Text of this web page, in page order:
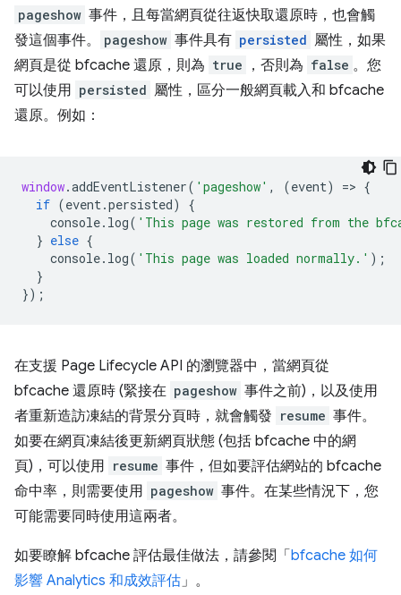
pageshow 事件，且每當網頁從往返快取還原時，也會觸
發這個事件。
pageshow 事件具有 persisted 屬性，如果
網頁是從 bfcache 還原，則為 true ，否則為 false 。您
可以使用 persisted 屬性，區分一般網頁載入和 bfcache
還原。例如：
window.addEventListener( 'pageshow' , (event) => {
if (event.persisted)
{
console. log( 'This page was restored from the
} else {
console. log( 'This page was loaded normally.' );
}
});
在支援 Page Lifecycle API 的瀏覽器中，當網頁從
bfcache 還原時 (緊接在 pageshow 事件之前)，以及使用
者重新造訪凍結的背景分頁時，就會觸發 resume 事件。
如要在網頁凍結後更新網頁狀態 (包括 bfcache 中的網
頁)，可以使用 resume 事件，但如要評估網站的 bfcache
命中率，則需要使用 pageshow 事件。在某些情況下，您
可能需要同時使用這兩者。
如要瞭解 bfcache 評估最佳做法，請參閱「 bfcache 如何
影響 Analytics 和成效評估」。